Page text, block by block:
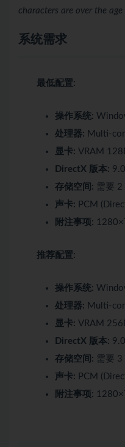
characters are over the
系统需求
最低配置:
操作系统:
处理器: Multi-
显卡: VRAM
DirectX 版本:
存储空间: 需要 2
声卡: PCM
附注事项:
推荐配置:
操作系统:
处理器: Multi-
显卡: VRAM
DirectX 版本:
存储空间: 需要 3
声卡: PCM
附注事项: